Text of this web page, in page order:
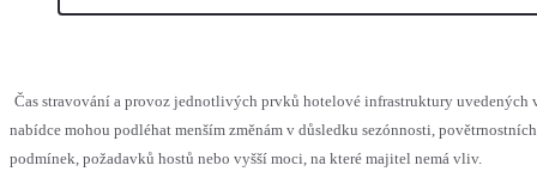
Čas stravování a provoz jednotlivých prvků hotelové infrastruktury uvedených
nabídce mohou podléhat menším změnám v důsledku sezónnosti, povětrnostních
podmínek, požadavků hostů nebo vyšší moci, na které majitel nemá vliv.